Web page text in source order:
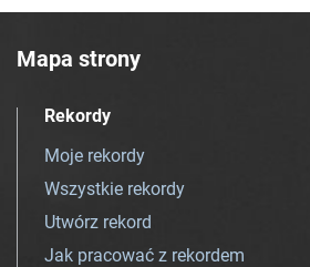
Mapa strony
Rekordy
Moje rekordy
Wszystkie rekordy
Utwórz rekord
Jak pracować z rekordem